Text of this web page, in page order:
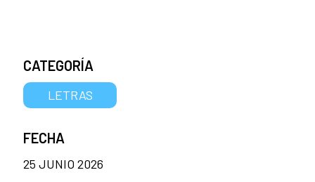
CATEGORÍA
LETRAS
FECHA
25 JUNIO 2026